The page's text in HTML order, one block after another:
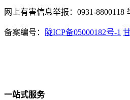
网上有害信息举报：0931-8800118
备案编号： 陇ICP备05000182号-1
一站式服务